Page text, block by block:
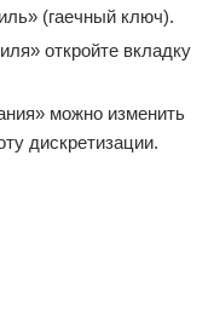
(гаечный ключ).
откройте вкладку
можно изменить
дискретизации.